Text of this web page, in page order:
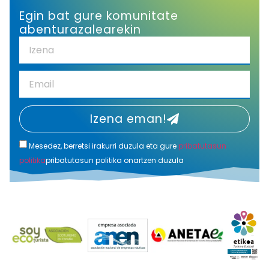
Egin bat gure komunitate
abenturazalearekin
Mesedez, berretsi irakurri duzula eta gurepribatutasun
politikapribatutasun politika onartzen duzula
Izena eman!
Alternative: